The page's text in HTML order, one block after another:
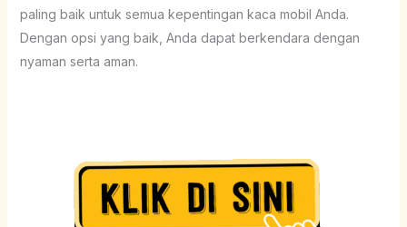
paling baik untuk semua kepentingan kaca mobil Anda.
Dengan opsi yang baik, Anda dapat berkendara dengan
nyaman serta aman.